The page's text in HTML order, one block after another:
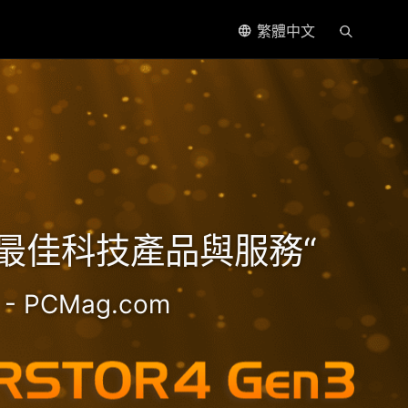
繁體中文
佳科技產品與服務“
- PCMag.com
2.5GbE NAS